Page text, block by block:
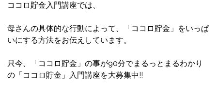
ココロ貯金入門講座では、
母さんの具体的な行動によって、「ココロ貯金」をいっぱ
いにする方法をお伝えしています。
只今、「ココロ貯金」の事が90分でまるっとまるわかり
の「ココロ貯金」入門講座を大募集中!!